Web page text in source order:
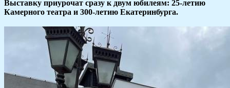
Выставку приурочат сразу к двум юбилеям: 25-летию
Камерного театра и 300-летию Екатеринбурга.